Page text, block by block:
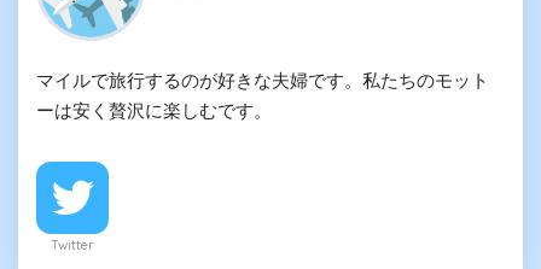
マイルで旅行するのが好きな夫婦です。私たちのモット
ーは安く贅沢に楽しむです。
Twitter